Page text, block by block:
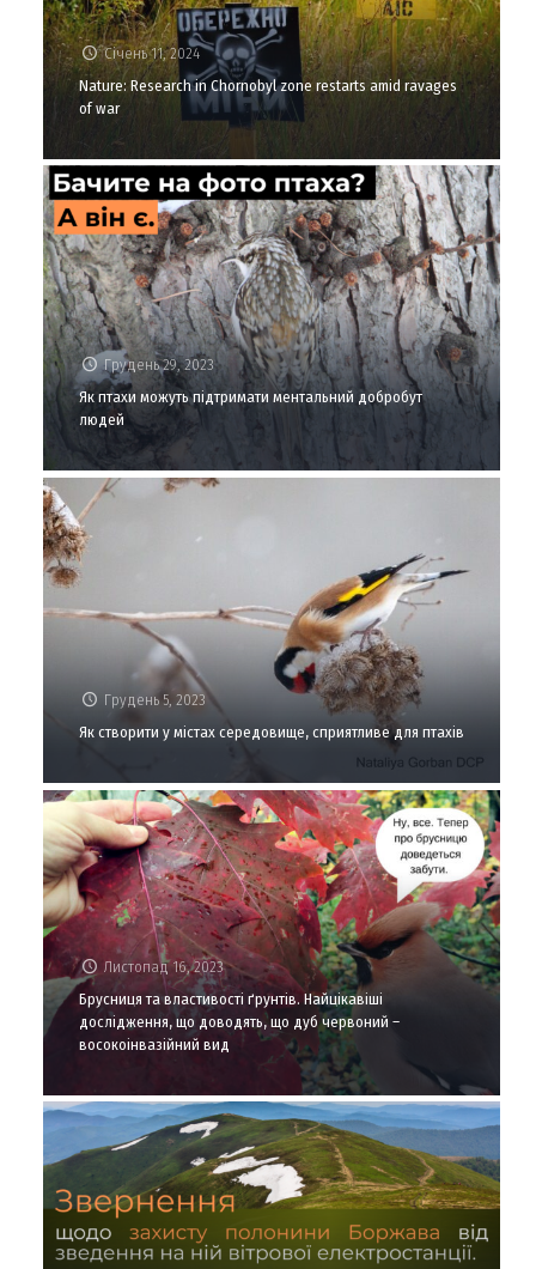
Січень 11, 2024
Nature: Research in Chornobyl zone restarts amid ravages
of war
Грудень 29, 2023
Як птахи можуть підтримати ментальний добробут
людей
Грудень 5, 2023
Як створити у містах середовище, сприятливе для птахів
Листопад 16, 2023
Брусниця та властивості ґрунтів. Найцікавіші
дослідження, що доводять, що дуб червоний –
восокоінвазійний вид